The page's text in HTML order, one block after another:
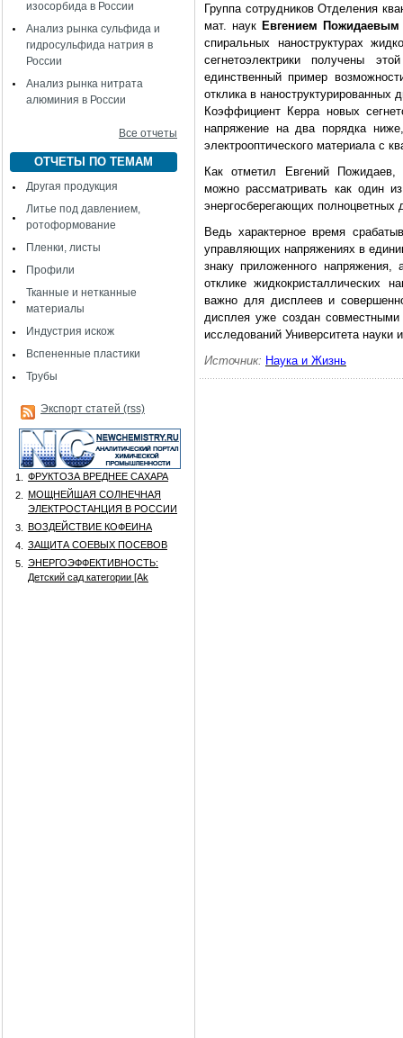
изосорбида в России
Анализ рынка сульфида и
гидросульфида натрия в
России
Анализ рынка нитрата
алюминия в России
Все отчеты
ОТЧЕТЫ ПО ТЕМАМ
Другая продукция
Литье под давлением,
ротоформование
Пленки, листы
Профили
Тканные и нетканные
материалы
Индустрия искож
Вспененные пластики
Трубы
Экспорт статей (rss)
1.
ФРУКТОЗА ВРЕДНЕЕ САХАРА
2.
МОЩНЕЙШАЯ СОЛНЕЧНАЯ
ЭЛЕКТРОСТАНЦИЯ В РОССИИ
3.
ВОЗДЕЙСТВИЕ КОФЕИНА
4.
ЗАЩИТА СОЕВЫХ ПОСЕВОВ
5.
ЭНЕРГОЭФФЕКТИВНОСТЬ:
Детский сад категории [Аk
Группа сотрудников Отделения
мат. наук Евгением Пожидаевым
спиральных наноструктурах
сегнетоэлектрики получены
единственный пример
отклика в наноструктурированных
Коэффициент Керра новых
напряжение на два порядка
электрооптического материала с
Как отметил Евгений Пожидаев,
можно рассматривать как один
энергосберегающих полноцветных
Ведь характерное время
управляющих напряжениях в
знаку приложенного
отклике жидкокристаллических
важно для дисплеев и
дисплея уже создан
исследований Университета науки
Источник: Наука и Жизнь